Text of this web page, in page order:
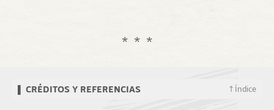
* * *
▌ Créditos y referencias ↑ Índice